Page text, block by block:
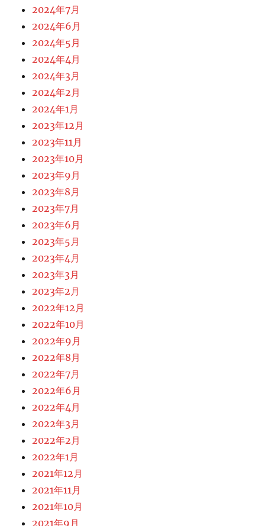
2024年7月
2024年6月
2024年5月
2024年4月
2024年3月
2024年2月
2024年1月
2023年12月
2023年11月
2023年10月
2023年9月
2023年8月
2023年7月
2023年6月
2023年5月
2023年4月
2023年3月
2023年2月
2022年12月
2022年10月
2022年9月
2022年8月
2022年7月
2022年6月
2022年4月
2022年3月
2022年2月
2022年1月
2021年12月
2021年11月
2021年10月
2021年9月